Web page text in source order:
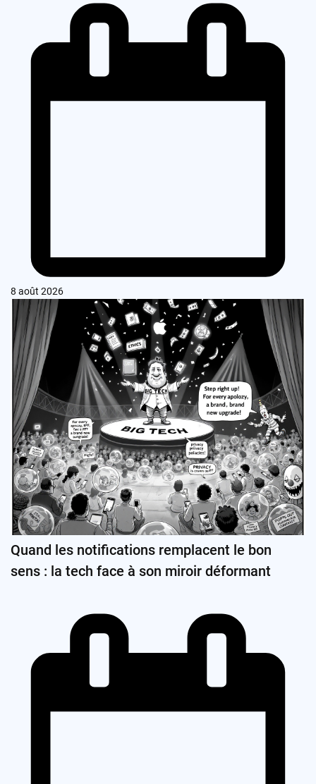
8 août 2026
Quand les notifications remplacent le bon
sens : la tech face à son miroir déformant